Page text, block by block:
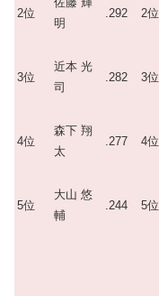
2位
明
.292 2位
3位
近本 光
司
.282 3位
4位
森下 翔
太
.277 4位
5位
大山 悠
輔
.244 5位